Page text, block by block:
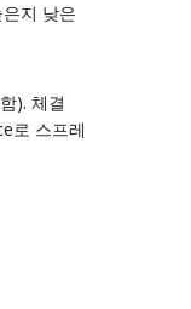
지 낮은
). 체결
로 스프레